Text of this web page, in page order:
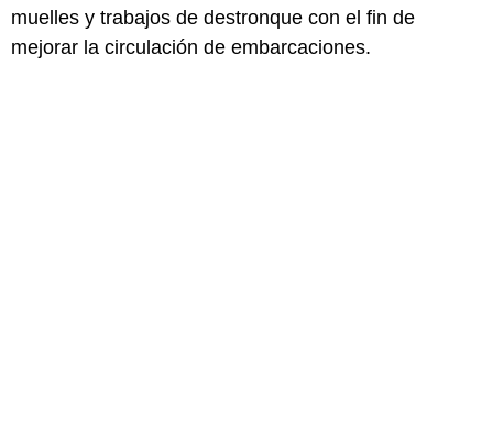
muelles y trabajos de destronque con el fin de
mejorar la circulación de embarcaciones.